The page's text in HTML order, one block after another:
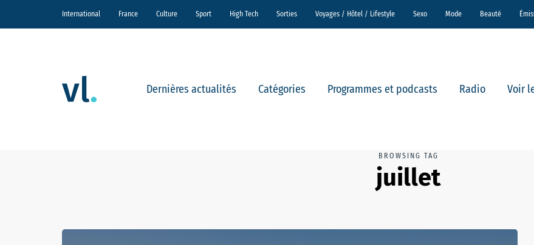
International France Culture Sport High Tech Sorties Voyages / Hôtel / Lifestyle Sexo Mode Beauté
Dernières actualités Catégories Programmes et podcasts Radio Voir
BROWSING TAG
juillet